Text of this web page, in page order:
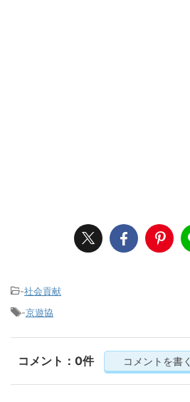
-社会貢献
-京遊協
コメント：0件 コメントを書く